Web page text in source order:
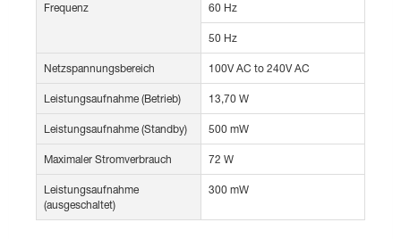
Frequenz 60 Hz
50 Hz
Netzspannungsbereich 100V AC to 240V AC
Leistungsaufnahme (Betrieb) 13,70 W
Leistungsaufnahme (Standby) 500 mW
Maximaler Stromverbrauch 72 W
Leistungsaufnahme
(ausgeschaltet)
300 mW